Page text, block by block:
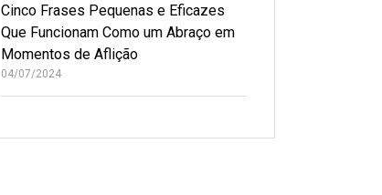
Cinco Frases Pequenas e Eficazes
Que Funcionam Como um Abraço em
Momentos de Aflição
04/07/2024